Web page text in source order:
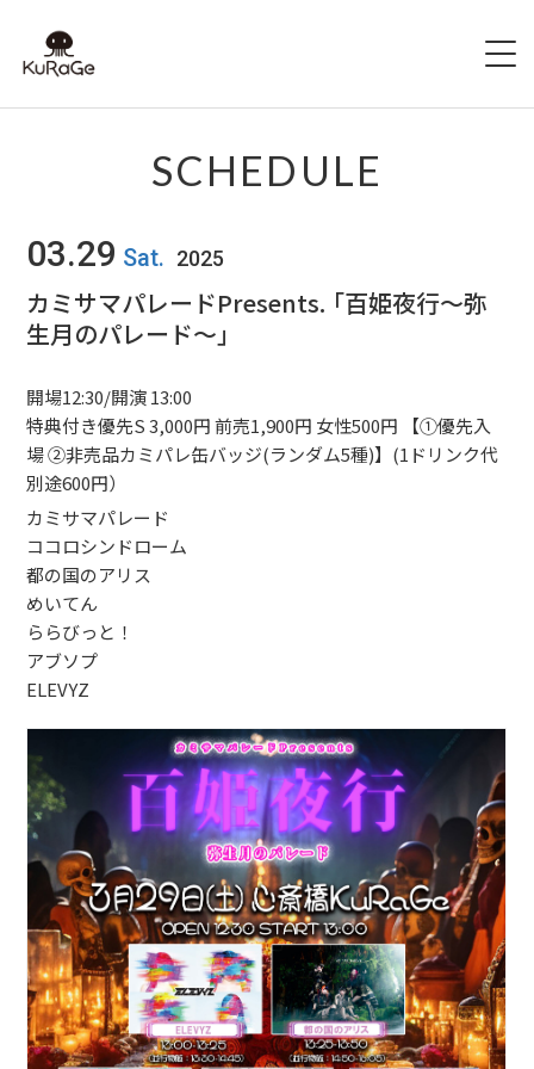
SCHEDULE
FAQ
SCHEDULE
03.29 Sat. 2025
カミサマパレードPresents. 「百姫夜行～弥
生月のパレード～」
開場12:30/開演 13:00
特典付き優先S 3,000円 前売1,900円 女性500円 【①優先入
場 ②非売品カミパレ缶バッジ(ランダム5種)】(1ドリンク代
別途600円）
カミサマパレード
ココロシンドローム
都の国のアリス
めいてん
ららびっと！
アブソプ
ELEVYZ